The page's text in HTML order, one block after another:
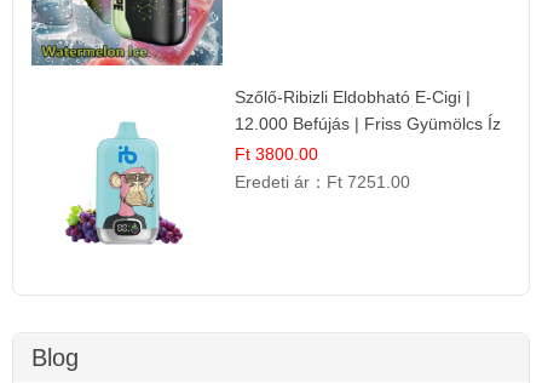
Szőlő-Ribizli Eldobható E-Cigi |
12.000 Befújás | Friss Gyümölcs Íz
Ft 3800.00
Eredeti ár： Ft 7251.00
Blog